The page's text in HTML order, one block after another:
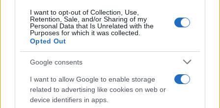
I want to opt-out of Collection, Use,
Retention, Sale, and/or Sharing of my
Personal Data that Is Unrelated with the
Purposes for which it was collected.
Opted Out
Google consents
I want to allow Google to enable storage
related to advertising like cookies on web or
device identifiers in apps.
Petrolio in calo: Brent a 91,82$, ribassi a due cifre per greggio